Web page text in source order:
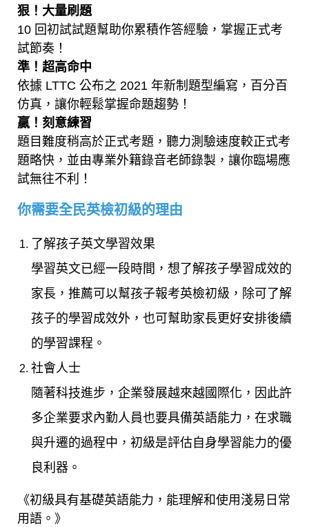
狠！大量刷題
10 回初試試題幫助你累積作答經驗，掌握正式考
試節奏！
準！超高命中
依據 LTTC 公布之 2021 年新制題型編寫，百分百
仿真，讓你輕鬆掌握命題趨勢！
贏！刻意練習
題目難度稍高於正式考題，聽力測驗速度較正式考
題略快，並由專業外籍錄音老師錄製，讓你臨場應
試無往不利！
你需要全民英檢初級的理由
了解孩子英文學習效果
學習英文已經一段時間，想了解孩子學習成效的
家長，推薦可以幫孩子報考英檢初級，除可了解
孩子的學習成效外，也可幫助家長更好安排後續
的學習課程。
社會人士
隨著科技進步，企業發展越來越國際化，因此許
多企業要求內勤人員也要具備英語能力，在求職
與升遷的過程中，初級是評估自身學習能力的優
良利器。
《初級具有基礎英語能力，能理解和使用淺易日常
用語。》